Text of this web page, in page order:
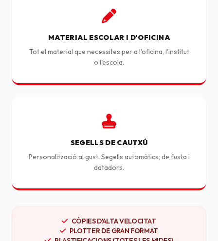
MATERIAL ESCOLAR I D'OFICINA
Tot el material que necessites per a l'oficina, l'institut
o l'escola.
SEGELLS DE CAUTXÚ
Personalització al gust. Segells automàtics, de fusta i
datadors.
CÒPIES D'ALTA VELOCITAT
PLOTTER DE GRAN FORMAT